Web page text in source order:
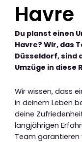
Havre
Du planst einen
Havre? Wir, das
Düsseldorf, sind
Umzüge in diese
Wir wissen, dass
in deinem Leben
deine
langjährigen
Team garantieren